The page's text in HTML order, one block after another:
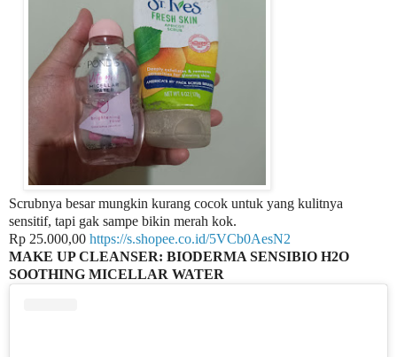
Scrubnya besar mungkin kurang cocok untuk yang kulitnya
sensitif, tapi gak sampe bikin merah kok.
Rp 25.000,00 https://s.shopee.co.id/5VCb0AesN2
MAKE UP CLEANSER: BIODERMA SENSIBIO H2O
SOOTHING MICELLAR WATER